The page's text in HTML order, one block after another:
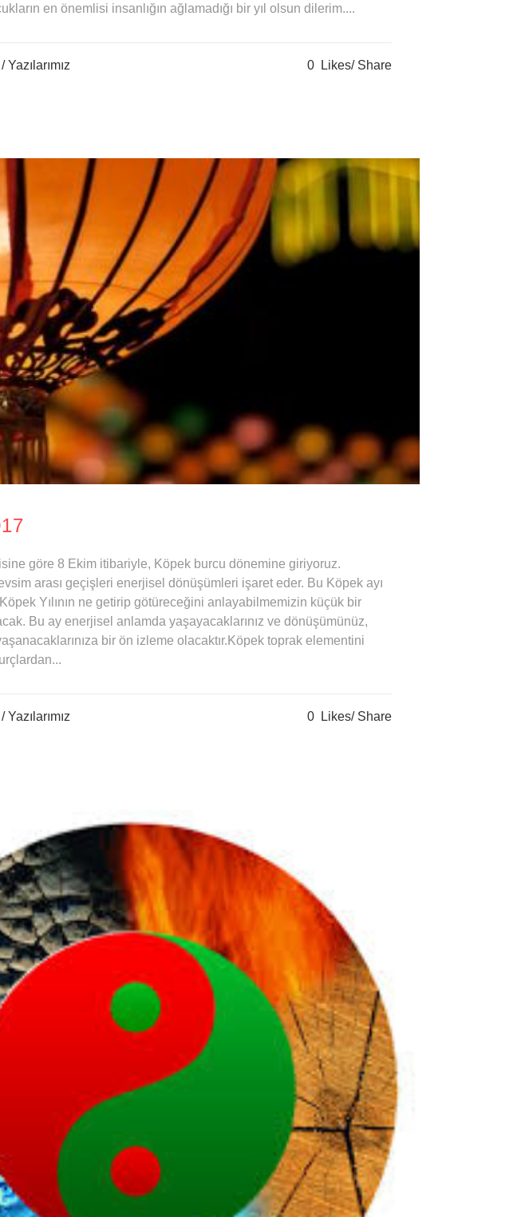
en önemlisi insanlığın ağlamadığı bir yıl olsun dilerim....
/Yazılarımız 0 Likes Share
göre 8 Ekim itibariyle, Köpek burcu dönemine giriyoruz.
arası geçişleri enerjisel dönüşümleri işaret eder. Bu Köpek ayı
Yılının ne getirip götüreceğini anlayabilmemizin küçük bir
Bu ay enerjisel anlamda yaşayacaklarınız ve dönüşümünüz,
bir ön izleme olacaktır.Köpek toprak elementini
/Yazılarımız 0 Likes Share